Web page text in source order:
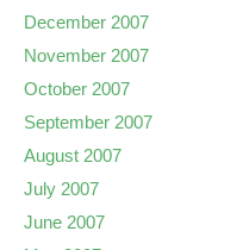
December 2007
November 2007
October 2007
September 2007
August 2007
July 2007
June 2007